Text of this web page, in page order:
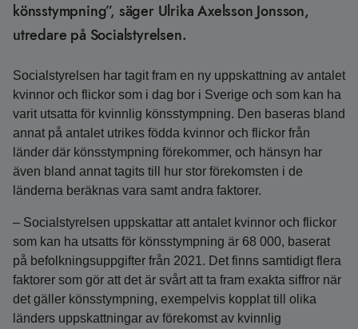
könsstympning”, säger Ulrika Axelsson Jonsson,
utredare på Socialstyrelsen.
Socialstyrelsen har tagit fram en ny uppskattning av antalet
kvinnor och flickor som i dag bor i Sverige och som kan ha
varit utsatta för kvinnlig könsstympning. Den baseras bland
annat på antalet utrikes födda kvinnor och flickor från
länder där könsstympning förekommer, och hänsyn har
även bland annat tagits till hur stor förekomsten i de
länderna beräknas vara samt andra faktorer.
– Socialstyrelsen uppskattar att antalet kvinnor och flickor
som kan ha utsatts för könsstympning är 68 000, baserat
på befolkningsuppgifter från 2021. Det finns samtidigt flera
faktorer som gör att det är svårt att ta fram exakta siffror när
det gäller könsstympning, exempelvis kopplat till olika
länders uppskattningar av förekomst av kvinnlig